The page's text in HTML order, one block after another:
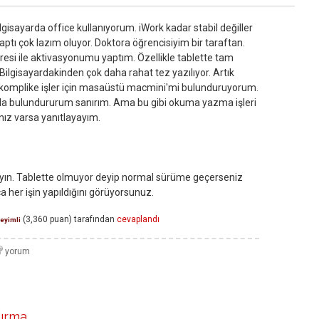
office kullanıyorum. iWork kadar stabil değiller
çok lazım oluyor. Doktora öğrencisiyim bir taraftan.
ile aktivasyonumu yaptım. Özellikle tablette tam
çok daha rahat tez yazılıyor. Artık
işler için masaüstü macmini'mi bulunduruyorum.
bulundururum sanırım. Ama bu gibi okuma yazma işleri
varsa yanıtlayayım.
Tablette olmuyor deyip normal sürüme geçerseniz
işin yapıldığını görüyorsunuz.
(3,360 puan) tarafından cevaplandı